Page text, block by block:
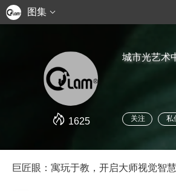
图集
1625
城市光艺术
关注 私
巨匠眼：寓玩于教，开启大师视觉智